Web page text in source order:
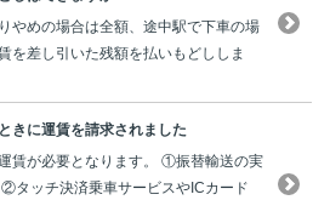
やめの場合は全額、途中駅で下車の場
を差し引いた残額を払いもどししま
きに運賃を請求されました
賃が必要となります。 ①振替輸送の実
タッチ決済乗車サービスやICカード